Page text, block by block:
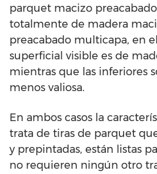
parquet macizo
totalmente de madera
preacabado multicapa, en
superficial visible es de
mientras que las inferiores
menos valiosa.
En ambos casos la
trata de tiras de parquet
y prepintadas, están listas
no requieren ningún otro